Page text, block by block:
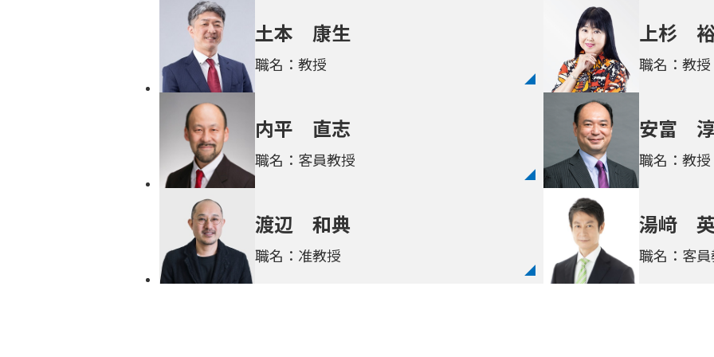
土本 康生
職名：教授
上杉
職名：教授
内平 直志
職名：客員教授
安富
職名：教授
渡辺 和典
職名：准教授
湯﨑
職名：客